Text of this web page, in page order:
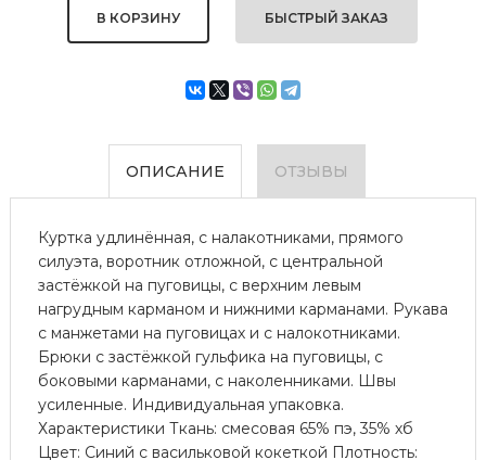
БЫСТРЫЙ ЗАКАЗ
ОПИСАНИЕ ОТЗЫВЫ
Куртка удлинённая, с налакотниками, прямого
силуэта, воротник отложной, с центральной
застёжкой на пуговицы, с верхним левым
нагрудным карманом и нижними карманами. Рукава
с манжетами на пуговицах и с налокотниками.
Брюки с застёжкой гульфика на пуговицы, с
боковыми карманами, с наколенниками. Швы
усиленные. Индивидуальная упаковка.
Характеристики Ткань: смесовая 65% пэ, 35% хб
Цвет: Синий с васильковой кокеткой Плотность: